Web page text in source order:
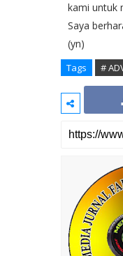
kami untuk
Saya
(yn)
Tags #